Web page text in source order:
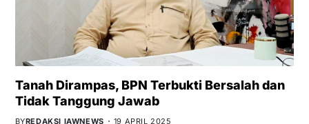
Tanah Dirampas, BPN Terbukti Bersalah dan
Tidak Tanggung Jawab
BYREDAKSI IAWNEWS 19 APRIL 2025